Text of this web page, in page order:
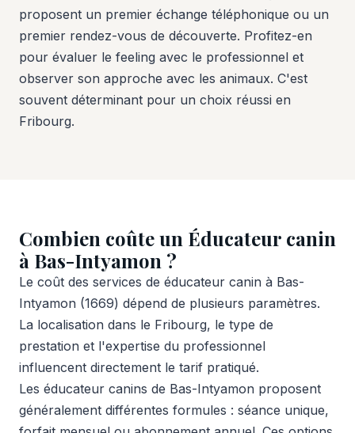
proposent un premier échange téléphonique ou un
premier rendez-vous de découverte. Profitez-en
pour évaluer le feeling avec le professionnel et
observer son approche avec les animaux. C'est
souvent déterminant pour un choix réussi en
Fribourg.
Combien coûte un Éducateur canin
à Bas-Intyamon ?
Le coût des services de éducateur canin à Bas-
Intyamon (1669) dépend de plusieurs paramètres.
La localisation dans le Fribourg, le type de
prestation et l'expertise du professionnel
influencent directement le tarif pratiqué.
Les éducateur canins de Bas-Intyamon proposent
généralement différentes formules : séance unique,